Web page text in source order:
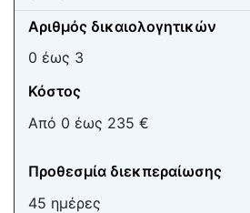
Αριθμός δικαιολογητικών
0 έως 3
Κόστος
Από 0 έως 235 €
Προθεσμία διεκπεραίωσης
45 ημέρες